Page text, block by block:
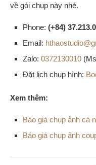
về gói chụp này nhé.
Phone: (+84)
Email:
Zalo: 0372130010
Đặt lịch chụp hình:
Xem thêm:
Báo giá chụp ảnh cá
Báo giá chụp ảnh